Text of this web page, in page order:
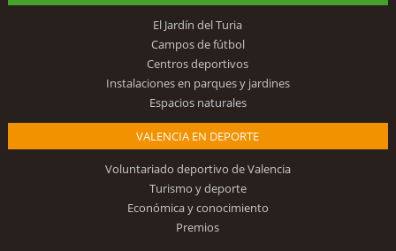
El Jardín del Turia
Campos de fútbol
Centros deportivos
Instalaciones en parques y jardines
Espacios naturales
VALENCIA EN DEPORTE
Voluntariado deportivo de Valencia
Turismo y deporte
Económica y conocimiento
Premios